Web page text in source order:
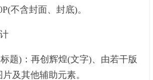
不含封面、封底)。
题)：再创辉煌(文字)、由若干版
及其他辅助元素。